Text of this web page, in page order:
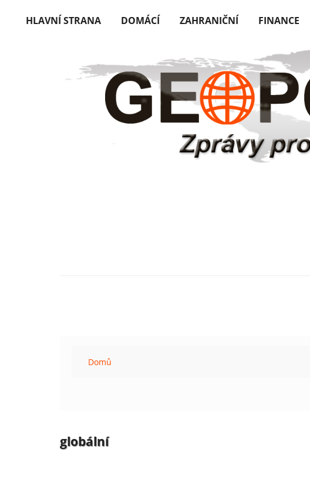
HLAVNÍ STRANA DOMÁCÍ ZAHRANIČNÍ FINANCE
Domů
globální